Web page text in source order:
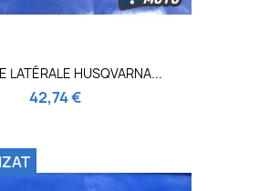
LATÉRALE HUSQVARNA...
42,74 €